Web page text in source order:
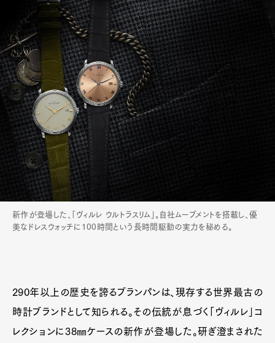
新作が登場した、「ヴィルレ ウルトラスリム」。自社ムーブメントを搭載し、優
美なドレスウォッチに100時間という長時間駆動の実力を秘める。
290年以上の歴史を誇るブランパンは、現存する世界最古の
時計ブランドとして知られる。その伝統が息づく「ヴィルレ」コ
レクションに38㎜ケースの新作が登場した。研ぎ澄まされた